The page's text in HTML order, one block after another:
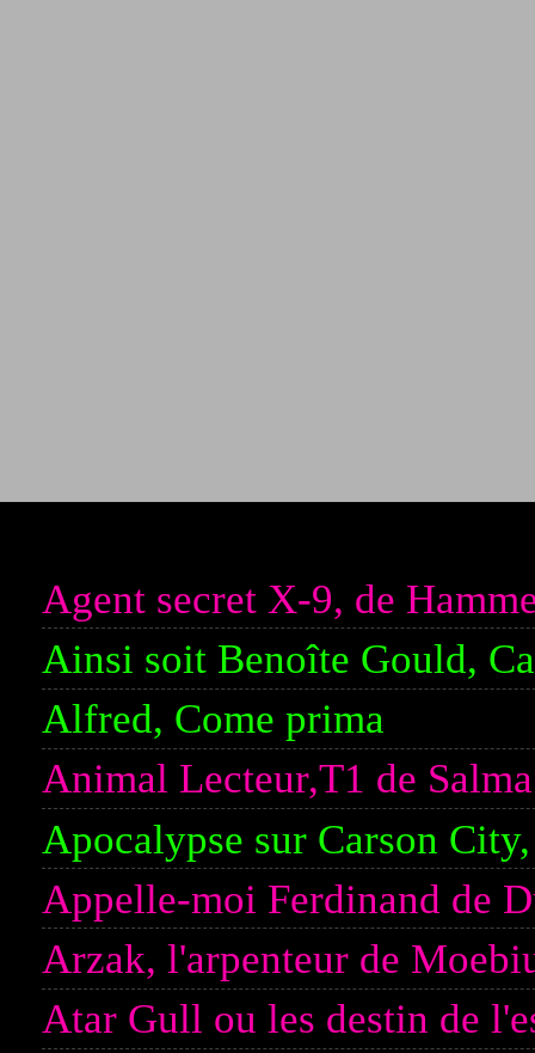
Agent secret X-9, de
Ainsi soit Benoîte Gould,
Alfred, Come prima
Animal Lecteur,T1 de
Apocalypse sur Carson
Appelle-moi Ferdinand de
Arzak, l'arpenteur de
Atar Gull ou les destin de